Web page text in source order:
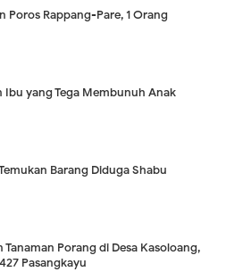
Poros Rappang-Pare, 1 Orang
Ibu yang Tega Membunuh Anak
Barang Diduga Shabu
Tanaman Porang di Desa Kasoloang,
Pasangkayu